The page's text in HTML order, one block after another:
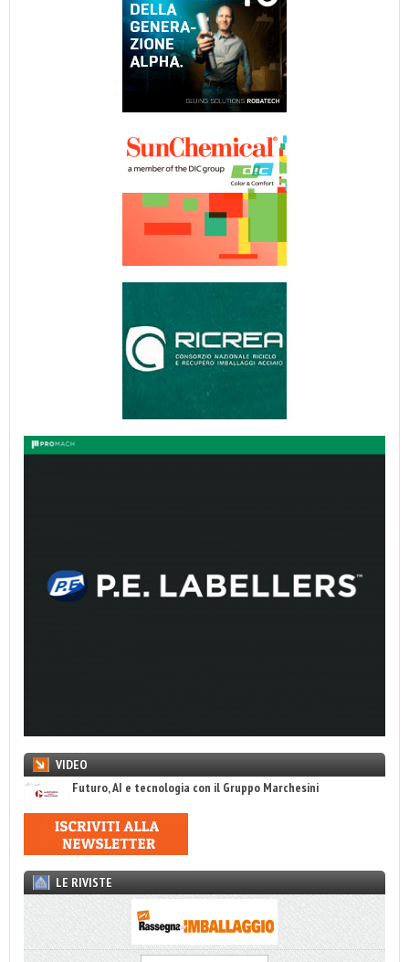
VIDEO
Futuro, AI e tecnologia con il Gruppo Marchesini
LE RIVISTE